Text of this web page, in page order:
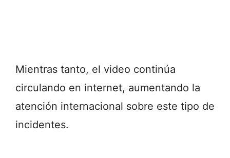
Mientras tanto, el video continúa
circulando en internet, aumentando la
atención internacional sobre este tipo de
incidentes.